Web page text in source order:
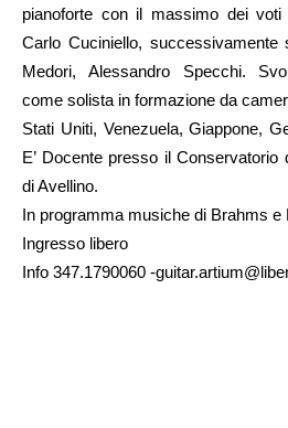
pianoforte con il massimo dei
Carlo Cuciniello,
Medori, Alessandro Specchi.
come solista in formazione da
Stati Uniti, Venezuela, Giappone,
E’ Docente presso il Conservatorio
di Avellino.
In programma musiche di Brahms e
Ingresso libero
Info 347.1790060 -